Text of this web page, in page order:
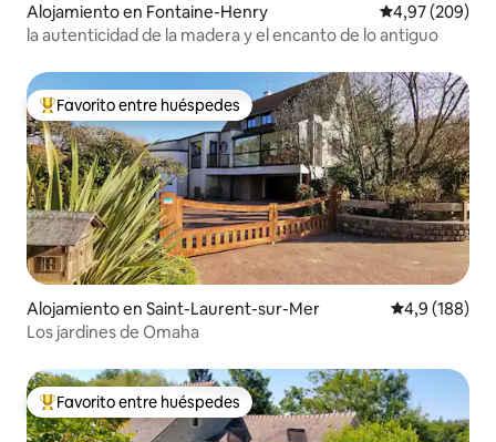
Alojamiento en Fontaine-Henry Calificación
4,97 (209)
la autenticidad de la madera y el encanto de lo antiguo
Favorito entre los huéspedes más destacados
Favorito entre huéspedes
Alojamiento en Saint-Laurent-sur-Mer Calificación
4,9 (188)
Los jardines de Omaha
Favorito entre los huéspedes más destacados
Favorito entre huéspedes